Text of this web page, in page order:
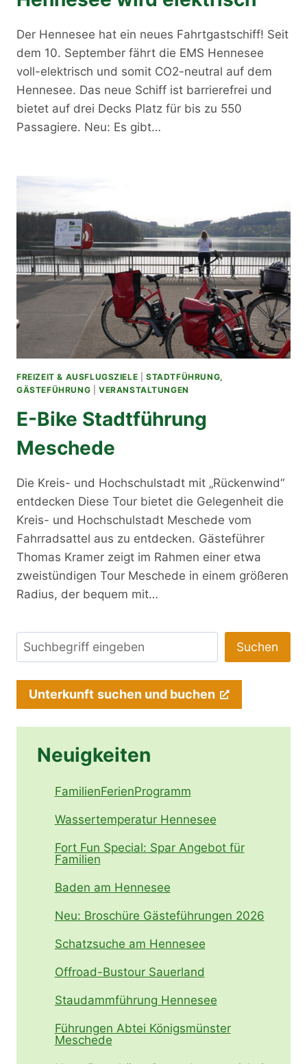
Der Hennesee hat ein neues Fahrtgastschiff! Seit
dem 10. September fährt die EMS Hennesee
voll-elektrisch und somit CO2-neutral auf dem
Hennesee. Das neue Schiff ist barrierefrei und
bietet auf drei Decks Platz für bis zu 550
Passagiere. Neu: Es gibt…
FREIZEIT & AUSFLUGSZIELE |STADTFÜHRUNG,
GÄSTEFÜHRUNG
VERANSTALTUNGEN
E-Bike Stadtführung
Meschede
Die Kreis- und Hochschulstadt mit „Rückenwind“
entdecken Diese Tour bietet die Gelegenheit die
Kreis- und Hochschulstadt Meschede vom
Fahrradsattel aus zu entdecken. Gästeführer
Thomas Kramer zeigt im Rahmen einer etwa
zweistündigen Tour Meschede in einem größeren
Radius, der bequem mit…
Suchen Suchen
Unterkunft suchen und buchen
Neuigkeiten
FamilienFerienProgramm
Wassertemperatur Hennesee
Fort Fun Special: Spar Angebot für
Familien
Baden am Hennesee
Neu: Broschüre Gästeführungen 2026
Schatzsuche am Hennesee
Offroad-Bustour Sauerland
Staudammführung Hennesee
Führungen Abtei Königsmünster
Meschede